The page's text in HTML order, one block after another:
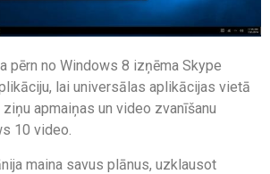
pērn no Windows 8 izņēma Skype
lai universālas aplikācijas vietā
apmaiņas un video zvanīšanu
10 video.
maina savus plānus, uzklausot